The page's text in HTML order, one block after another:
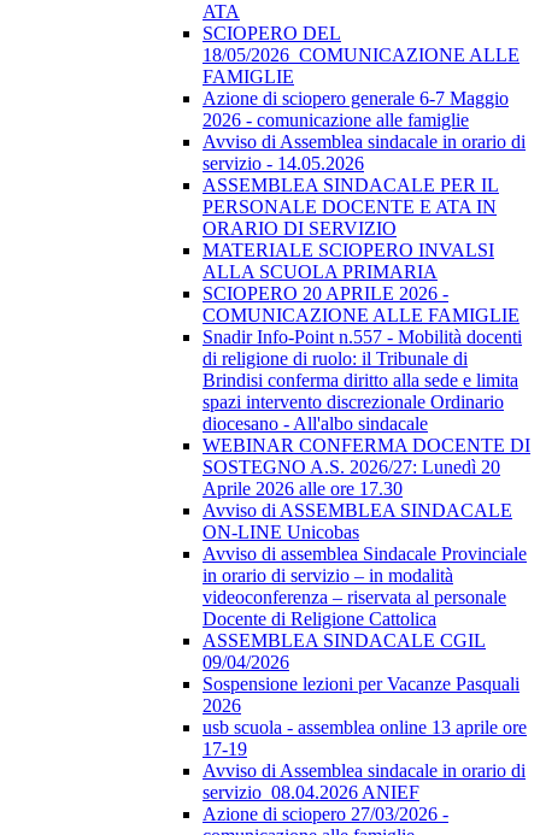
ATA
SCIOPERO DEL
18/05/2026_COMUNICAZIONE ALLE
FAMIGLIE
Azione di sciopero generale 6-7 Maggio
2026 - comunicazione alle famiglie
Avviso di Assemblea sindacale in orario di
servizio - 14.05.2026
ASSEMBLEA SINDACALE PER IL
PERSONALE DOCENTE E ATA IN
ORARIO DI SERVIZIO
MATERIALE SCIOPERO INVALSI
ALLA SCUOLA PRIMARIA
SCIOPERO 20 APRILE 2026 -
COMUNICAZIONE ALLE FAMIGLIE
Snadir Info-Point n.557 - Mobilità docenti
di religione di ruolo: il Tribunale di
Brindisi conferma diritto alla sede e limita
spazi intervento discrezionale Ordinario
diocesano - All'albo sindacale
WEBINAR CONFERMA DOCENTE DI
SOSTEGNO A.S. 2026/27: Lunedì 20
Aprile 2026 alle ore 17.30
Avviso di ASSEMBLEA SINDACALE
ON-LINE Unicobas
Avviso di assemblea Sindacale Provinciale
in orario di servizio – in modalità
videoconferenza – riservata al personale
Docente di Religione Cattolica
ASSEMBLEA SINDACALE CGIL
09/04/2026
Sospensione lezioni per Vacanze Pasquali
2026
usb scuola - assemblea online 13 aprile ore
17-19
Avviso di Assemblea sindacale in orario di
servizio_08.04.2026 ANIEF
Azione di sciopero 27/03/2026 -